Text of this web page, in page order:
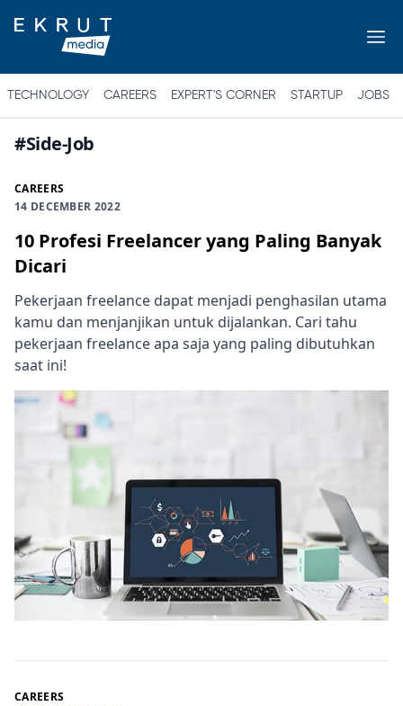
TECHNOLOGY CAREERS EXPERT'S CORNER STARTUP JOBS
#Side-Job
CAREERS
14 DECEMBER 2022
10 Profesi Freelancer yang Paling Banyak
Dicari
Pekerjaan freelance dapat menjadi penghasilan utama
kamu dan menjanjikan untuk dijalankan. Cari tahu
pekerjaan freelance apa saja yang paling dibutuhkan
saat ini!
CAREERS